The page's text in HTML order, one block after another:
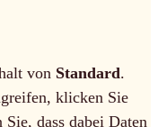
von Standard.
klicken Sie
dass dabei Daten